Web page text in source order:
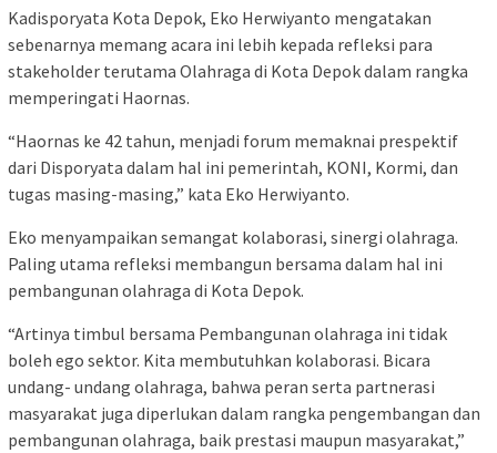
Kadisporyata Kota Depok, Eko Herwiyanto mengatakan
sebenarnya memang acara ini lebih kepada refleksi para
stakeholder terutama Olahraga di Kota Depok dalam rangka
memperingati Haornas.
“Haornas ke 42 tahun, menjadi forum memaknai prespektif
dari Disporyata dalam hal ini pemerintah, KONI, Kormi, dan
tugas masing-masing,” kata Eko Herwiyanto.
Eko menyampaikan semangat kolaborasi, sinergi olahraga.
Paling utama refleksi membangun bersama dalam hal ini
pembangunan olahraga di Kota Depok.
“Artinya timbul bersama Pembangunan olahraga ini tidak
boleh ego sektor. Kita membutuhkan kolaborasi. Bicara
undang- undang olahraga, bahwa peran serta partnerasi
masyarakat juga diperlukan dalam rangka pengembangan dan
pembangunan olahraga, baik prestasi maupun masyarakat,”